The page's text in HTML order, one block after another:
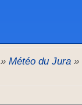
» Météo du Jura »